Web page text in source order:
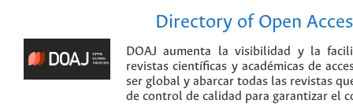
Directory of Open
DOAJ aumenta la visibilidad y la
revistas científicas y académicas de
ser global y abarcar todas las revistas
de control de calidad para garantizar el